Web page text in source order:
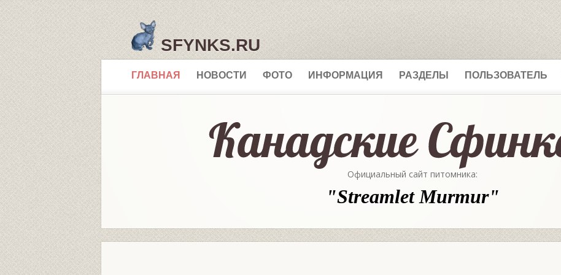
SFYNKS.RU
ГЛАВНАЯ НОВОСТИ ФОТО ИНФОРМАЦИЯ РАЗДЕЛЫ ПОЛЬЗОВАТЕЛЬ
Официальный сайт питомника:
"Streamlet Murmur"